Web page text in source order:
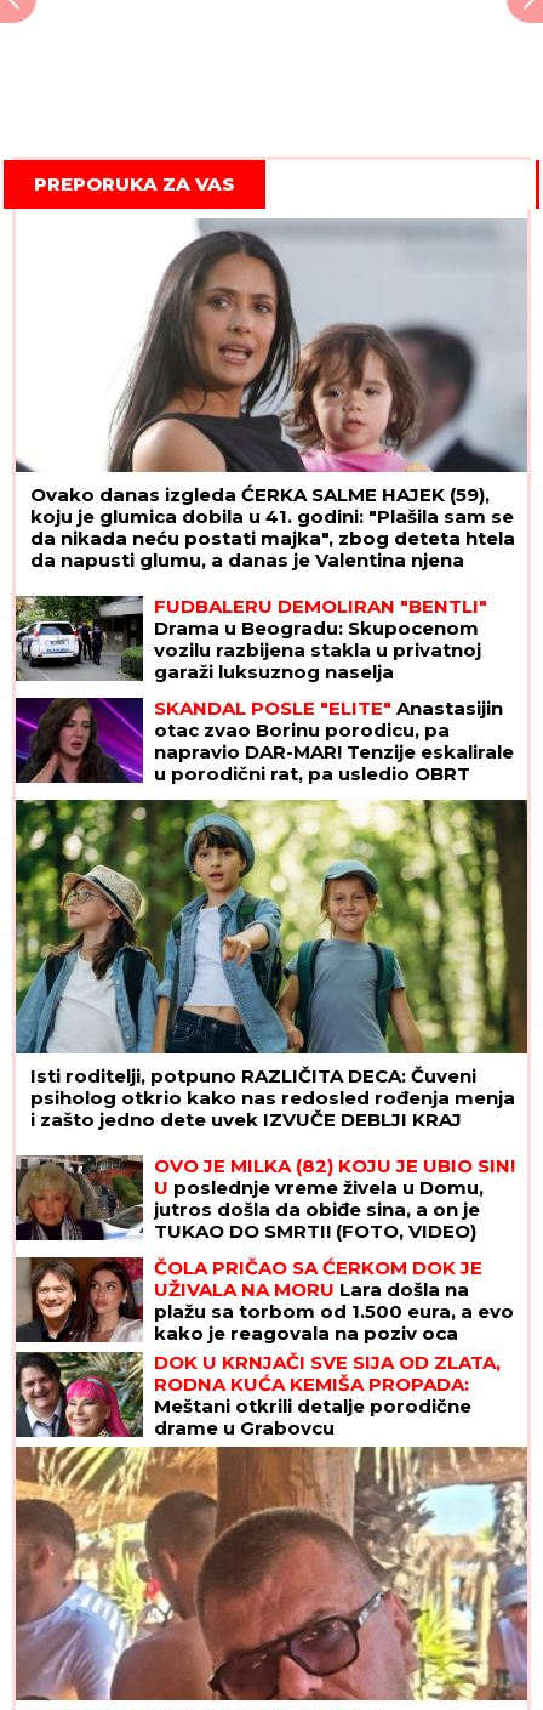
PREPORUKA ZA VAS
Ovako danas izgleda ĆERKA SALME HAJEK (59),
koju je glumica dobila u 41. godini: "Plašila sam se
da nikada neću postati majka", zbog deteta htela
da napusti glumu, a danas je Valentina njena
FUDBALERU DEMOLIRAN "BENTLI"
Drama u Beogradu: Skupocenom
vozilu razbijena stakla u privatnoj
garaži luksuznog naselja
SKANDAL POSLE "ELITE" Anastasijin
otac zvao Borinu porodicu, pa
napravio DAR-MAR! Tenzije eskalirale
u porodični rat, pa usledio OBRT
Isti roditelji, potpuno RAZLIČITA DECA: Čuveni
psiholog otkrio kako nas redosled rođenja menja
i zašto jedno dete uvek IZVUČE DEBLJI KRAJ
OVO JE MILKA (82) KOJU JE UBIO SIN!
U poslednje vreme živela u Domu,
jutros došla da obiđe sina, a on je
TUKAO DO SMRTI! (FOTO, VIDEO)
ČOLA PRIČAO SA ĆERKOM DOK JE
UŽIVALA NA MORU Lara došla na
plažu sa torbom od 1.500 eura, a evo
kako je reagovala na poziv oca
DOK U KRNJAČI SVE SIJA OD ZLATA,
RODNA KUĆA KEMIŠA PROPADA:
Meštani otkrili detalje porodične
drame u Grabovcu